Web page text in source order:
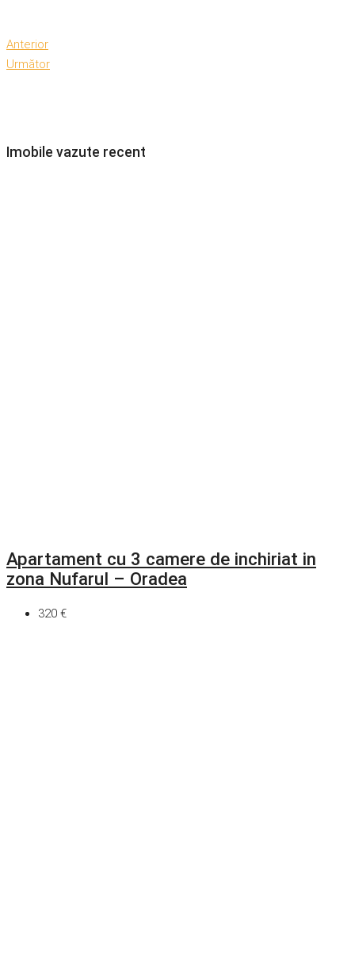
Anterior
Următor
Imobile vazute recent
Apartament cu 3 camere de inchiriat in
zona Nufarul – Oradea
320 €